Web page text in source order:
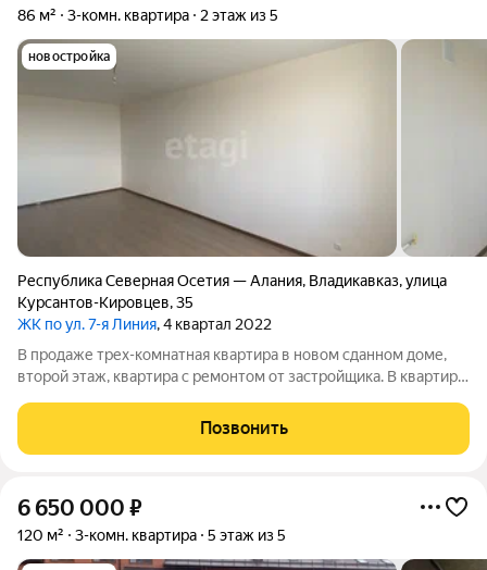
86 м² 3-комн. квартира 2 этаж из 5
новостройка
Республика Северная Осетия — Алания, Владикавказ,улица
Курсантов-Кировцев,35
ЖК по ул. 7-я Линия, 4 квартал 2022
В продаже трех-комнатная квартира в новом сданном доме,
второй этаж, квартира с ремонтом от застройщика. В квартире
отопление индивидуальное , Инфраструктура: Развивающая,
район стремительно
Позвонить
6 650 000 ₽
120 м² 3-комн. квартира 5 этаж из 5